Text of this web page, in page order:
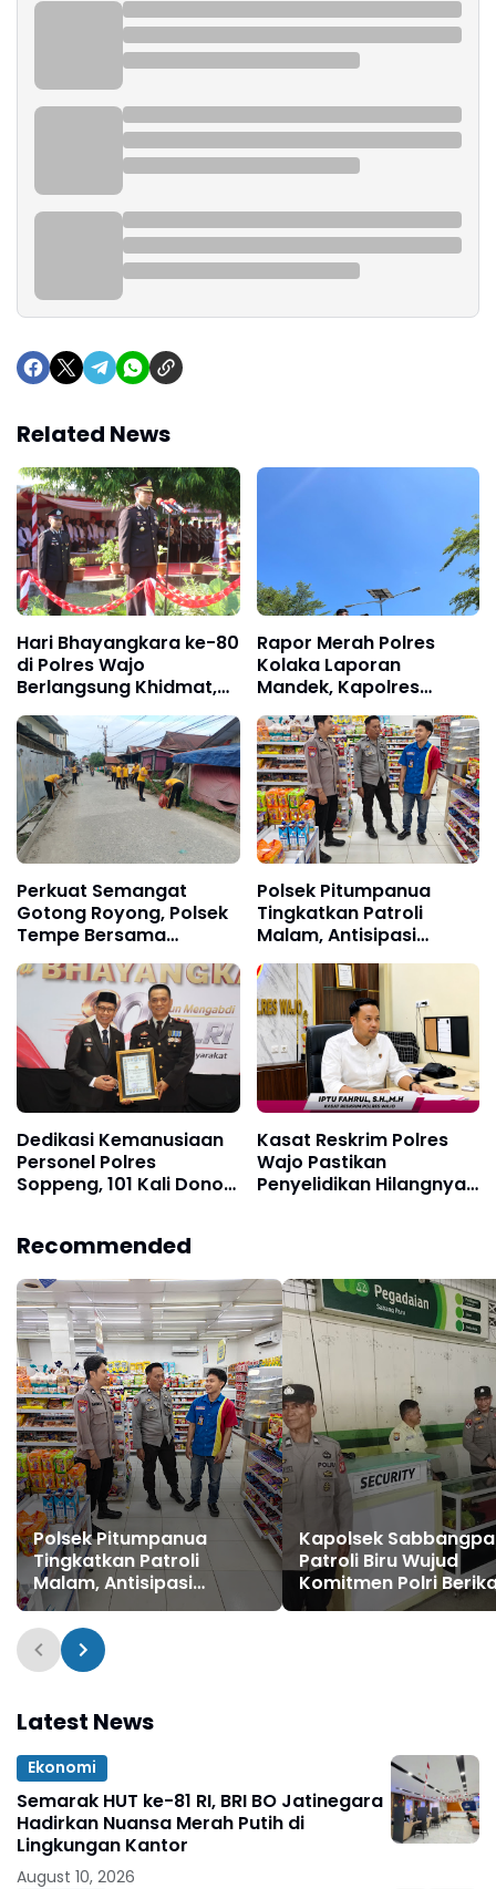
Related News
Hari Bhayangkara ke-80
di Polres Wajo
Berlangsung Khidmat,
Perkuat Semangat
Pengabdian untuk
Masyarakat
Rapor Merah Polres
Kolaka Laporan
Mandek, Kapolres
Diduga Langgar Perkap
dan Abaikan Kepastian
Hukum
Perkuat Semangat
Gotong Royong, Polsek
Tempe Bersama
Stakeholder
Laksanakan Kerja Bakti
di Watallipue
Polsek Pitumpanua
Tingkatkan Patroli
Malam, Antisipasi
Gangguan Kamtibmas
dan Kriminalitas di
Wilayah Hukum
Dedikasi Kemanusiaan
Personel Polres
Soppeng, 101 Kali Donor
dan Diusulkan Terima
Penghargaan Presiden
Kasat Reskrim Polres
Wajo Pastikan
Penyelidikan Hilangnya
Recommended
Polsek Pitumpanua
Tingkatkan Patroli
Malam, Antisipasi
Gangguan Kamtibmas
dan Kriminalitas di
Wilayah Hukum
Kapolsek
Patroli Biru Wujud
Komitmen Polri
Rasa Aman kepada
Latest News
Ekonomi
Semarak HUT ke-81 RI, BRI BO Jatinegara
Hadirkan Nuansa Merah Putih di
Lingkungan Kantor
August 10, 2026